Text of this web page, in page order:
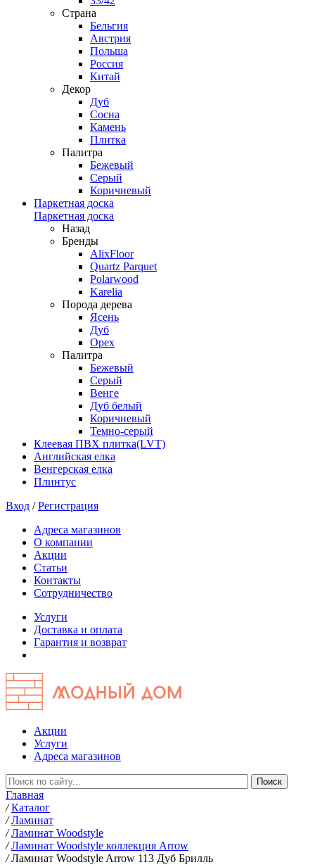
Страна
Бельгия
Австрия
Польша
Россия
Китай
Декор
Дуб
Сосна
Камень
Плитка
Палитра
Бежевый
Серый
Коричневый
Паркетная доска
Паркетная доска
Назад
Бренды
AlixFloor
Quartz Parquet
Polarwood
Karelia
Порода дерева
Ясень
Дуб
Орех
Палитра
Бежевый
Серый
Венге
Дуб белый
Коричневый
Темно-серый
Клеевая ПВХ плитка(LVT)
Английская елка
Венгерская елка
Плинтус
Вход /Регистрация
Адреса магазинов
О компании
Акции
Статьи
Контакты
Сотрудничество
Услуги
Доставка и оплата
Гарантия и возврат
Акции
Услуги
Адреса магазинов
Главная
/ Каталог
/ Ламинат
/ Ламинат Woodstyle
/ Ламинат Woodstyle коллекция Arrow
/ Ламинат Woodstyle Arrow 113 Дуб Брилль